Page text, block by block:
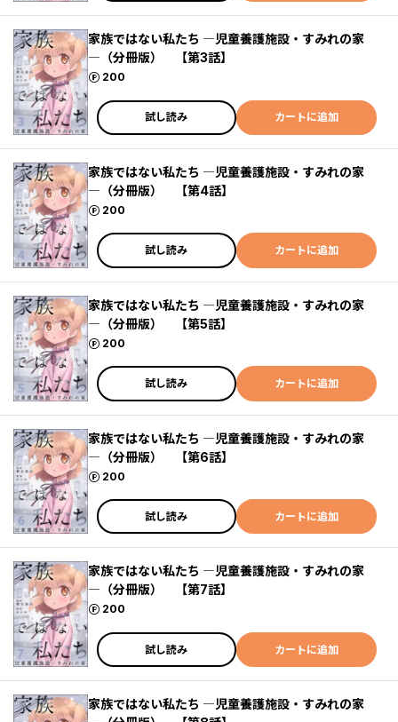
家族ではない私たち ―児童養護施設・すみれの家
―（分冊版） 【第3話】
200
ポイント
試し読み カートに追加
家族ではない私たち ―児童養護施設・すみれの家
―（分冊版） 【第4話】
200
ポイント
試し読み カートに追加
家族ではない私たち ―児童養護施設・すみれの家
―（分冊版） 【第5話】
200
ポイント
試し読み カートに追加
家族ではない私たち ―児童養護施設・すみれの家
―（分冊版） 【第6話】
200
ポイント
試し読み カートに追加
家族ではない私たち ―児童養護施設・すみれの家
―（分冊版） 【第7話】
200
ポイント
試し読み カートに追加
家族ではない私たち ―児童養護施設・すみれの家